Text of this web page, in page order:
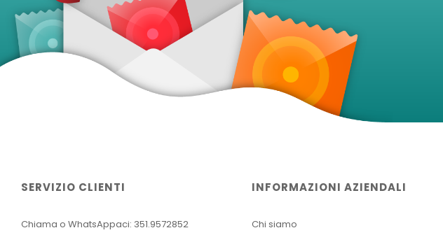
SERVIZIO CLIENTI
Chiama o WhatsAppaci: 351.9572852
INFORMAZIONI AZIENDALI
Chi siamo